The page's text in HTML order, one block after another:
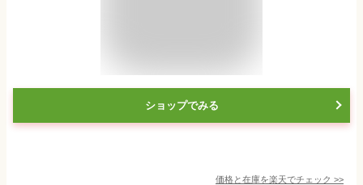
ショップでみる
価格と在庫を楽天でチェック >>